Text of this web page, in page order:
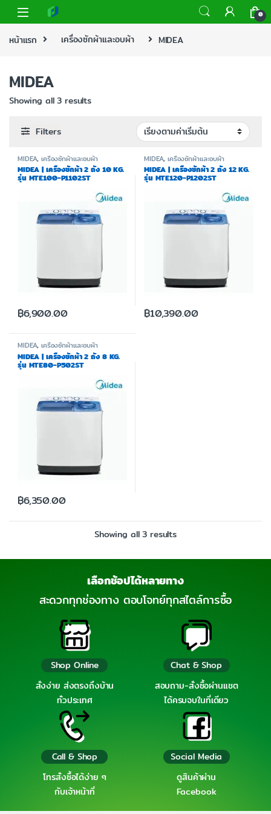
0
หน้าแรก เครื่องซักผ้าและอบผ้า MIDEA
MIDEA
Showing all 3 results
Filters
MIDEA,เครื่องซักผ้าและอบผ้า
MIDEA | เครื่องซักผ้า 2 ถัง 10 KG.
รุ่น MTE100-P1102ST
฿6,900.00
MIDEA,เครื่องซักผ้าและอบผ้า
MIDEA | เครื่องซักผ้า 2 ถัง 12 KG.
รุ่น MTE120-P1202ST
฿10,390.00
MIDEA,เครื่องซักผ้าและอบผ้า
MIDEA | เครื่องซักผ้า 2 ถัง 8 KG.
รุ่น MTE80-P502ST
฿6,350.00
Showing all 3 results
เลือกช้อปได้หลายทาง
สะดวกทุกช่องทาง ตอบโจทย์ทุกสไตล์การซื้อ
Shop Online
สั่งง่าย ส่งตรงถึงบ้าน
ทั่วประเทศ
Chat & Shop
สอบถาม-สั่งซื้อผ่านแชต
ได้ครบจบในที่เดียว
Call & Shop
โทรสั่งซื้อได้ง่าย ๆ
กับเจ้าหน้าที่
Social Media
ดูสินค้าผ่าน
Facebook